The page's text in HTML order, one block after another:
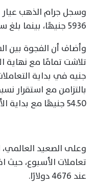
5936 جنيهًا، بينما بلغ سعر الجنيه الذهب نحو 55,400 جنيه.
وأضاف أن الفجوة بين
جنيه في بداية
بالتزامن مع استقرار
54.50 جنيهًا مع بداية الأسبوع.
عند 4676 دولارًا.